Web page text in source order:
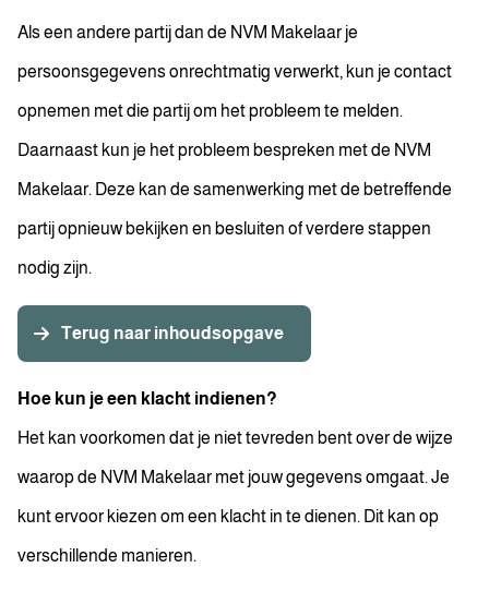
Als een andere partij dan de NVM Makelaar je
persoonsgegevens onrechtmatig verwerkt, kun je contact
opnemen met die partij om het probleem te melden.
Daarnaast kun je het probleem bespreken met de NVM
Makelaar. Deze kan de samenwerking met de betreffende
partij opnieuw bekijken en besluiten of verdere stappen
nodig zijn.
Terug naar inhoudsopgave
Hoe kun je een klacht indienen?
Het kan voorkomen dat je niet tevreden bent over de wijze
waarop de NVM Makelaar met jouw gegevens omgaat. Je
kunt ervoor kiezen om een klacht in te dienen. Dit kan op
verschillende manieren.